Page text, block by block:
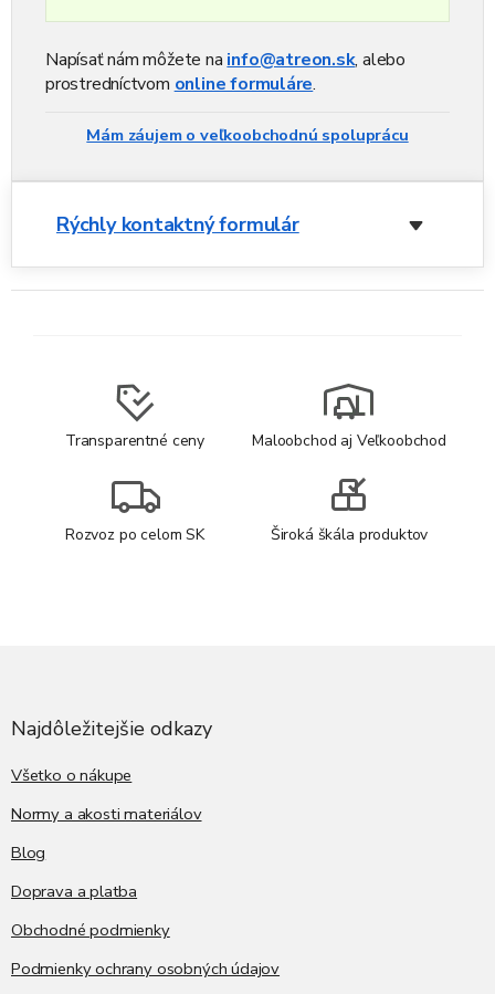
Napísať nám môžete na info@atreon.sk, alebo
prostredníctvom online formuláre.
Mám záujem o veľkoobchodnú spoluprácu
Rýchly kontaktný formulár
Transparentné ceny Maloobchod aj Veľkoobchod
Rozvoz po celom SK Široká škála produktov
Najdôležitejšie odkazy
Všetko o nákupe
Normy a akosti materiálov
Blog
Doprava a platba
Obchodné podmienky
Podmienky ochrany osobných údajov